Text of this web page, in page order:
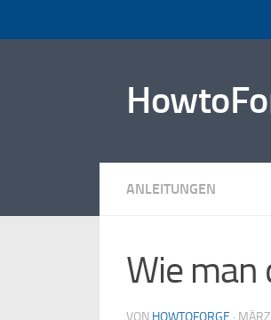
ANLEITUNGEN
Wie man
VON HOWTOFORGE ·